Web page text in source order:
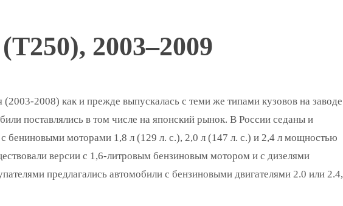
2003–2009
(2003-2008) как и прежде выпускалась с теми же типами кузовов на заводе
поставлялись в том числе на японский рынок. В России седаны и
бениновыми моторами 1,8 л (129 л. с.), 2,0 л (147 л. с.) и 2,4 л мощностью
версии с 1,6-литровым бензиновым мотором и с дизелями
предлагались автомобили с бензиновыми двигателями 2.0 или 2.4,